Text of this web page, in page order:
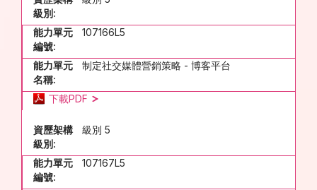
級別:
能力單元
編號:
107166L5
能力單元
名稱:
制定社交媒體營銷策略 - 博客平台
下載PDF
資歷架構
級別:
級別 5
能力單元
編號:
107167L5